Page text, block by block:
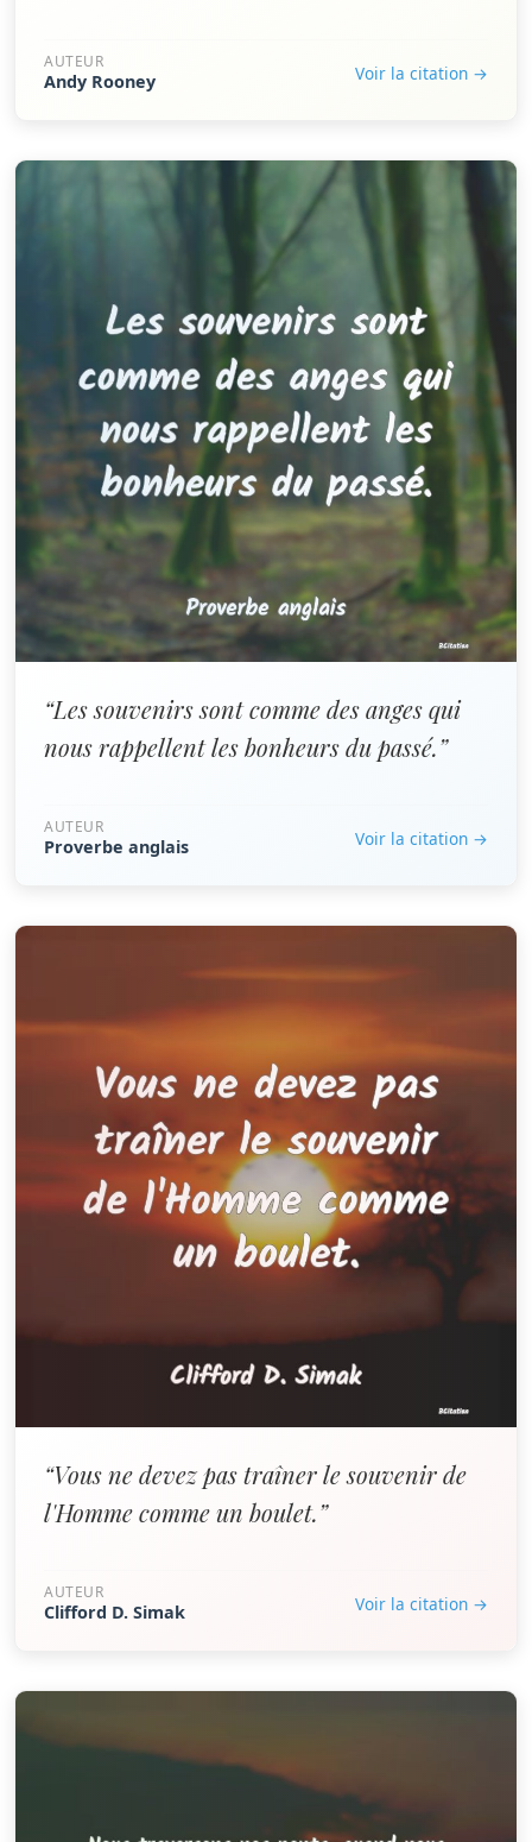
AUTEUR
Andy Rooney Voir la citation →
“Les souvenirs sont comme des anges qui
nous rappellent les bonheurs du passé.”
AUTEUR
Proverbe anglais Voir la citation →
“Vous ne devez pas traîner le souvenir de
l'Homme comme un boulet.”
AUTEUR
Clifford D. Simak Voir la citation →